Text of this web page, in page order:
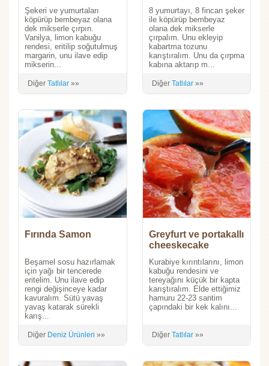
Şekeri ve yumurtaları
köpürüp bembeyaz olana
dek mikserle çırpın.
Vanilya, limon kabuğu
rendesi, eritilip soğutulmuş
margarin, unu ilave edip
mikserin...
Diğer Tatlılar »»
8 yumurtayı, 8 fincan şeker
ile köpürüp bembeyaz
olana dek mikserle
çırpalım. Unu ekleyip
kabartma tozunu
karıştıralım. Unu da çırpma
kabına aktarıp m...
Diğer Tatlılar»»
Fırında Samon
Beşamel sosu hazırlamak
için yağı bir tencerede
eritelim. Unu ilave edip
rengi değişinceye kadar
kavuralım. Sütü yavaş
yavaş katarak sürekli
karış...
Diğer Deniz Ürünleri »»
Greyfurt ve portakallı
cheeskecake
Kurabiye kırıntılarını, limon
kabuğu rendesini ve
tereyağını küçük bir kapta
karıştıralım. Elde ettiğimiz
hamuru 22-23 santim
çapındaki bir kek kalını...
Diğer Tatlılar»»